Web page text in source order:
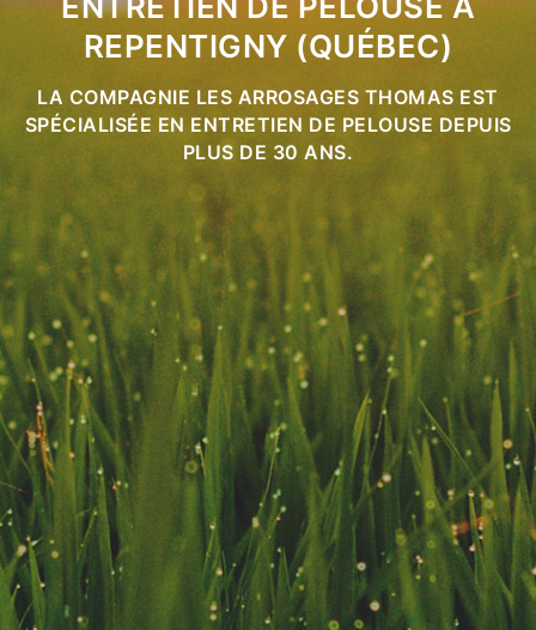
REPENTIGNY (QUÉBEC)
LA COMPAGNIE LES ARROSAGES THOMAS EST
SPÉCIALISÉE EN ENTRETIEN DE PELOUSE DEPUIS
PLUS DE 30 ANS.